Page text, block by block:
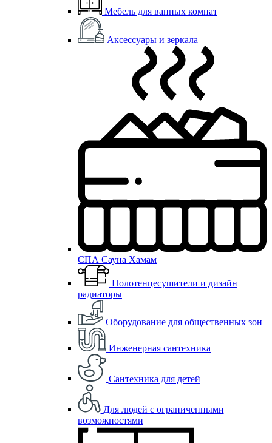
Мебель для ванных комнат
Аксессуары и зеркала
СПА Сауна Хамам
Полотенцесушители и дизайн
радиаторы
Оборудование для общественных зон
Инженерная сантехника
Сантехника для детей
Для людей с ограниченными
возможностями